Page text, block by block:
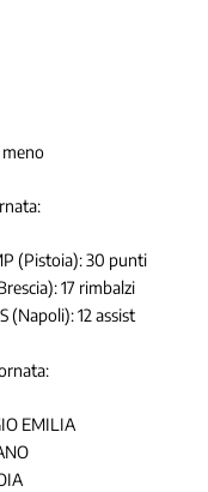
(Pistoia): 30 punti
17 rimbalzi
(Napoli): 12 assist
EMILIA